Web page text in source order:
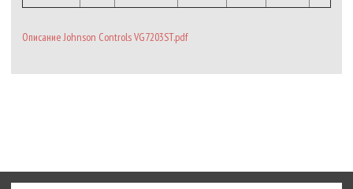
Описание Johnson Controls VG7203ST.pdf